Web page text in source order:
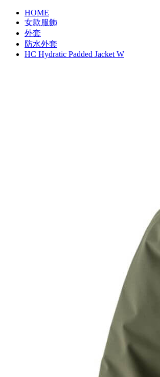
HOME
女款服飾
外套
防水外套
HC Hydratic Padded Jacket W